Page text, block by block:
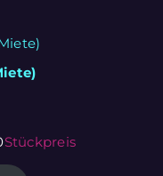
Stückpreis